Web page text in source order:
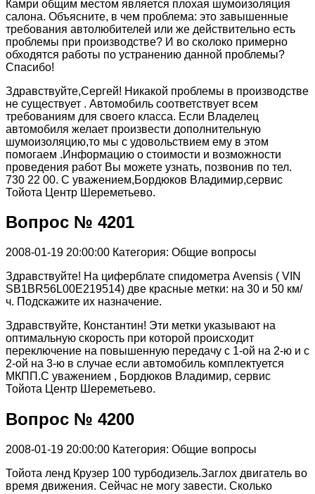
Камри общим местом является плохая шумоизоляция
салона. Объясните, в чем проблема: это завышенные
требования автолюбителей или же действительно есть
проблемы при производстве? И во сколоко примерно
обходятся работы по устранению данной проблемы?
Спасибо!
Здравствуйте,Сергей! Никакой проблемы в производстве
не существует . Автомобиль соответствует всем
требованиям для своего класса. Если Владелец
автомобиля желает произвести дополнительную
шумоизоляцию,то мы с удовольствием ему в этом
помогаем .Информацию о стоимости и возможности
проведения работ Вы можете узнать, позвонив по тел.
730 22 00. С уважением,Бордюков Владимир,сервис
Тойота Центр Шереметьево.
Вопрос № 4201
2008-01-19 20:00:00 Категория: Общие вопросы
Здравствуйте! На циферблате спидометра Avensis ( VIN
SB1BR56L00E219514) две красные метки: на 30 и 50 км/
ч. Подскажите их назначение.
Здравствуйте, Константин! Эти метки указывают на
оптимальную скорость при которой происходит
переключение на повышенную передачу с 1-ой на 2-ю и с
2-ой на 3-ю в случае если автомобиль комплектуется
МКПП.С уважением , Бордюков Владимир, сервис
Тойота Центр Шереметьево.
Вопрос № 4200
2008-01-19 20:00:00 Категория: Общие вопросы
Тойота ленд Крузер 100 турбодизель.Заглох двигатель во
время движения. Сейчас не могу завести. Сколько